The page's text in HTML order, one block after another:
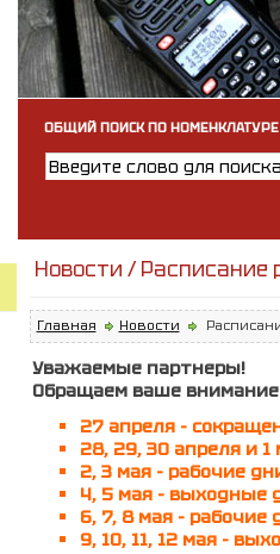
ОБЩИЙ ПОИСК ПО НОМЕНКЛАТУРЕ
Новости /
Главная Новости
Уважаемые партнеры!
Обращаем ваше
27 апреля -
28, 29, 30 апреля и
2, 3 мая - рабочие
4, 5 мая - выходные
6, 7, 8 мая - рабочие
9, 10, 11, 12 мая -